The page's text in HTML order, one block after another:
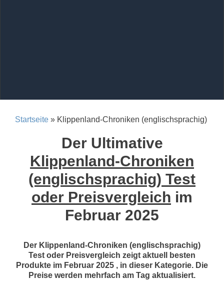
Startseite » Klippenland-Chroniken (englischsprachig)
Der Ultimative
Klippenland-Chroniken
(englischsprachig) Test
oder Preisvergleich im
Februar 2025
Der Klippenland-Chroniken (englischsprachig)
Test oder Preisvergleich zeigt aktuell besten
Produkte im Februar 2025 , in dieser Kategorie. Die
Preise werden mehrfach am Tag aktualisiert.